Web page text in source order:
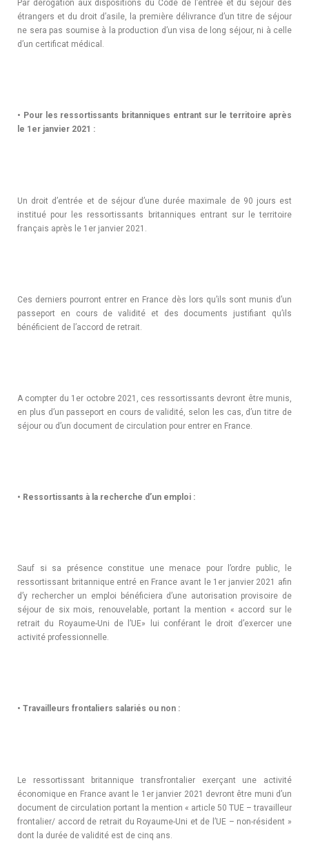
Par dérogation aux dispositions du Code de l’entrée et du séjour des
étrangers et du droit d’asile, la première délivrance d’un titre de séjour
ne sera pas soumise à la production d’un visa de long séjour, ni à celle
d’un certificat médical.
• Pour les ressortissants britanniques entrant sur le territoire après
le 1er janvier 2021 :
Un droit d’entrée et de séjour d’une durée maximale de 90 jours est
institué pour les ressortissants britanniques entrant sur le territoire
français après le 1er janvier 2021.
Ces derniers pourront entrer en France dès lors qu’ils sont munis d’un
passeport en cours de validité et des documents justifiant qu’ils
bénéficient de l’accord de retrait.
A compter du 1er octobre 2021, ces ressortissants devront être munis,
en plus d’un passeport en cours de validité, selon les cas, d’un titre de
séjour ou d’un document de circulation pour entrer en France.
• Ressortissants à la recherche d’un emploi :
Sauf si sa présence constitue une menace pour l’ordre public, le
ressortissant britannique entré en France avant le 1er janvier 2021 afin
d’y rechercher un emploi bénéficiera d’une autorisation provisoire de
séjour de six mois, renouvelable, portant la mention « accord sur le
retrait du Royaume-Uni de l’UE» lui conférant le droit d’exercer une
activité professionnelle.
• Travailleurs frontaliers salariés ou non :
Le ressortissant britannique transfrontalier exerçant une activité
économique en France avant le 1er janvier 2021 devront être muni d’un
document de circulation portant la mention « article 50 TUE – travailleur
frontalier/ accord de retrait du Royaume-Uni et de l’UE – non-résident »
dont la durée de validité est de cinq ans.